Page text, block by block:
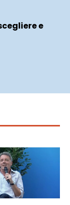
e